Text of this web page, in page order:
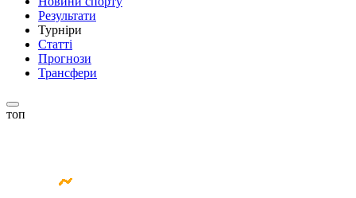
Результати
Турніри
Статті
Прогнози
Трансфери
топ